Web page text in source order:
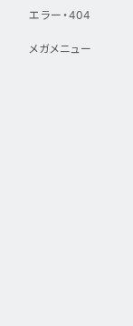
エラー・404
メガメニュー